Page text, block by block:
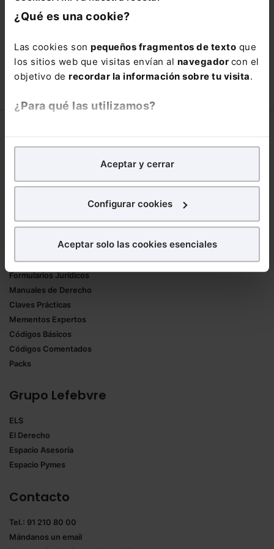
¿Qué es una cookie?
Las cookies son pequeños fragmentos de texto que
los sitios web que visitas envían al navegador con el
objetivo de recordar la información sobre tu visita.
¿Para qué las utilizamos?
analíticospara tratar demejorar tu experienciaen
nuestra página web. También con fines publicitarios,
para poder mostrarte publicidad y contenidos de tu
¿Qué puedes hacer?
experiencia en la web sea óptima
todas las cookies excepto aquellas imprescindibles.
seleccionar solo aquellas que quieras permitir en tu
navegador. Si no seleccionas ninguna utilizaremos
Aceptar y cerrar
Configurar cookies
Aceptar solo las cookies esenciales
está oportunidad y adquiere tu acceso
con un25% de descuento
110,00€ 66,00€
COMPRAR
Trabaja con nosotros
Mementos
Formularios Jurídicos
Manuales de Derecho
Claves Prácticas
Mementos Expertos
Códigos Básicos
Códigos Comentados
Packs
Grupo Lefebvre
ELS
El Derecho
Espacio Asesoría
Espacio Pymes
Contacto
Tel.: 91 210 80 00
Mándanos un email